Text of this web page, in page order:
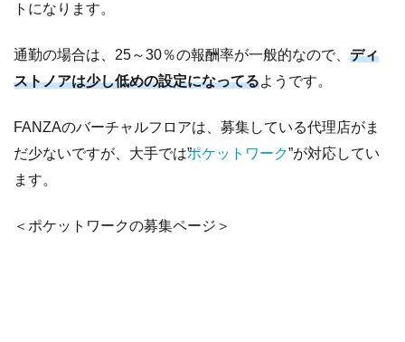
トになります。
通勤の場合は、25～30％の報酬率が一般的なので、 ディ
ストノアは少し低めの設定になってるようです。
FANZAのバーチャルフロアは、募集している代理店がま
だ少ないですが、大手では”ポケットワーク”が対応してい
ます。
＜ポケットワークの募集ページ＞